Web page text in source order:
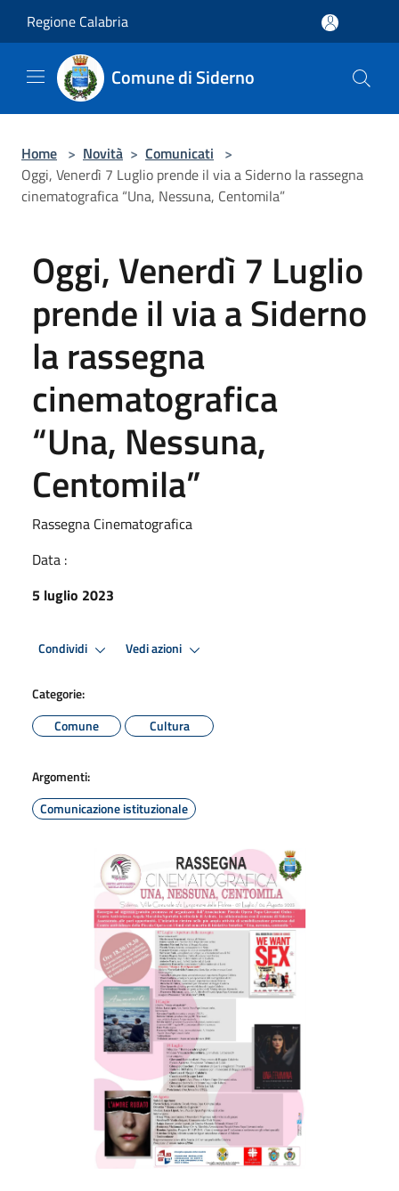
Regione Calabria
Comune di Siderno
Home > Novità > Comunicati >
Oggi, Venerdì 7 Luglio prende il via a Siderno la rassegna
cinematografica “Una, Nessuna, Centomila”
Oggi, Venerdì 7 Luglio
prende il via a Siderno
la rassegna
cinematografica
“Una, Nessuna,
Centomila”
Rassegna Cinematografica
Data :
5 luglio 2023
Condividi Vedi azioni
Categorie:
Comune
Cultura
Argomenti:
Comunicazione istituzionale